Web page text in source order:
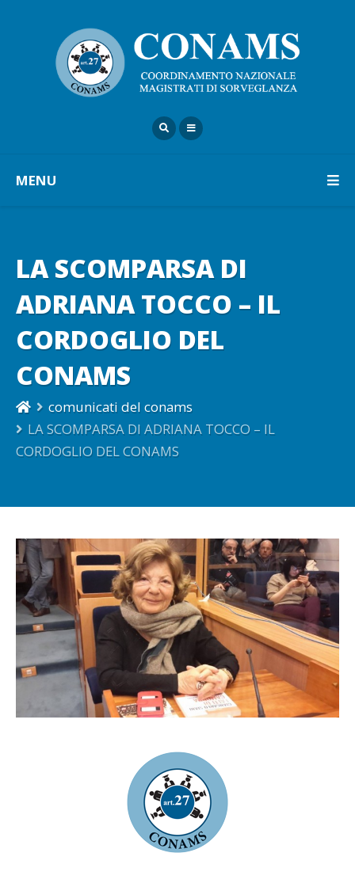
MENU
LA SCOMPARSA DI
ADRIANA TOCCO – IL
CORDOGLIO DEL
CONAMS
comunicati del conams
LA SCOMPARSA DI ADRIANA TOCCO – IL
CORDOGLIO DEL CONAMS